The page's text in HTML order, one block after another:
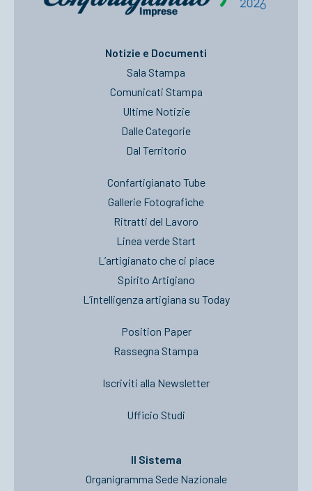
Notizie e Documenti
Sala Stampa
Comunicati Stampa
Ultime Notizie
Dalle Categorie
Dal Territorio
Confartigianato Tube
Gallerie Fotografiche
Ritratti del Lavoro
Linea verde Start
L’artigianato che ci piace
Spirito Artigiano
L’intelligenza artigiana su Today
Position Paper
Rassegna Stampa
Iscriviti alla Newsletter
Ufficio Studi
Il Sistema
Organigramma Sede Nazionale